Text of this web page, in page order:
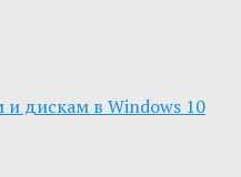
дискам в Windows 10